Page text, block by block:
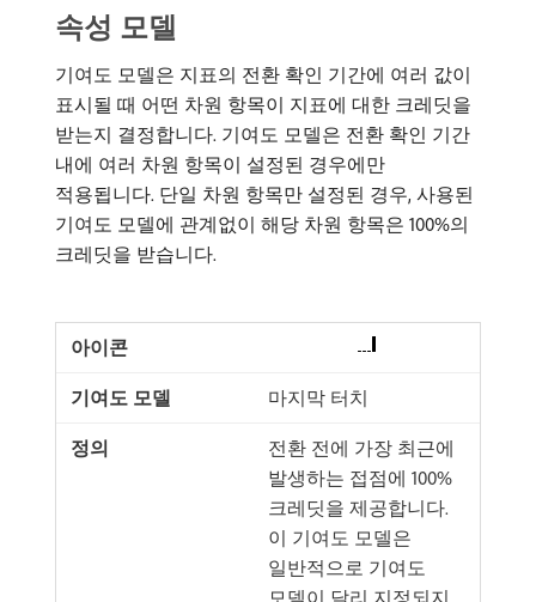
속성 모델
기여도 모델은 지표의 전환 확인 기간에 여러 값이
표시될 때 어떤 차원 항목이 지표에 대한 크레딧을
받는지 결정합니다. 기여도 모델은 전환 확인 기간
내에 여러 차원 항목이 설정된 경우에만
적용됩니다. 단일 차원 항목만 설정된 경우, 사용된
기여도 모델에 관계없이 해당 차원 항목은 100%의
크레딧을 받습니다.
마지막 터치
전환 전에 가장 최근에
발생하는 접점에 100%
크레딧을 제공합니다.
이 기여도 모델은
일반적으로 기여도
모델이 달리 지정되지